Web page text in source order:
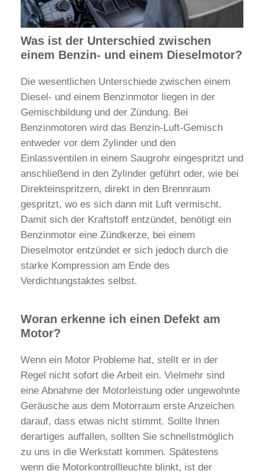
Was ist der Unterschied zwischen
einem Benzin- und einem Dieselmotor?
Die wesentlichen Unterschiede zwischen einem
Diesel- und einem Benzinmotor liegen in der
Gemischbildung und der Zündung. Bei
Benzinmotoren wird das Benzin-Luft-Gemisch
entweder vor dem Zylinder und den
Einlassventilen in einem Saugrohr eingespritzt und
anschließend in den Zylinder geführt oder, wie bei
Direkteinspritzern, direkt in den Brennraum
gespritzt, wo es sich dann mit Luft vermischt.
Damit sich der Kraftstoff entzündet, benötigt ein
Benzinmotor eine Zündkerze, bei einem
Dieselmotor entzündet er sich jedoch durch die
starke Kompression am Ende des
Verdichtungstaktes selbst.
Woran erkenne ich einen Defekt am
Motor?
Wenn ein Motor Probleme hat, stellt er in der
Regel nicht sofort die Arbeit ein. Vielmehr sind
eine Abnahme der Motorleistung oder ungewohnte
Geräusche aus dem Motorraum erste Anzeichen
darauf, dass etwas nicht stimmt. Sollte Ihnen
derartiges auffallen, sollten Sie schnellstmöglich
zu uns in die Werkstatt kommen. Spätestens
wenn die Motorkontrollleuchte blinkt, ist der